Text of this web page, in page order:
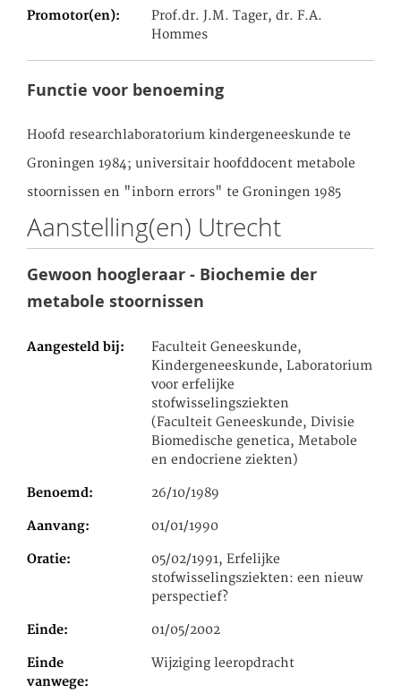
Promotor(en)
Prof.dr. J.M. Tager, dr. F.A.
Hommes
Functie voor benoeming
Hoofd researchlaboratorium kindergeneeskunde te
Groningen 1984; universitair hoofddocent metabole
stoornissen en "inborn errors" te Groningen 1985
Aanstelling(en) Utrecht
Gewoon hoogleraar - Biochemie der
metabole stoornissen
Aangesteld bij
Faculteit Geneeskunde,
Kindergeneeskunde, Laboratorium
voor erfelijke
stofwisselingsziekten
(Faculteit Geneeskunde, Divisie
Biomedische genetica, Metabole
en endocriene ziekten)
Benoemd 26/10/1989
Aanvang 01/01/1990
Oratie
05/02/1991, Erfelijke
stofwisselingsziekten: een nieuw
perspectief?
Einde 01/05/2002
Einde
vanwege
Wijziging leeropdracht